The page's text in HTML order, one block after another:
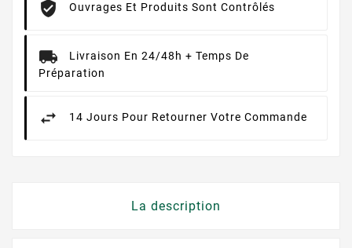
Ouvrages Et Produits Sont Contrôlés
Livraison En 24/48h + Temps De
Préparation
14 Jours Pour Retourner Votre Commande
La description